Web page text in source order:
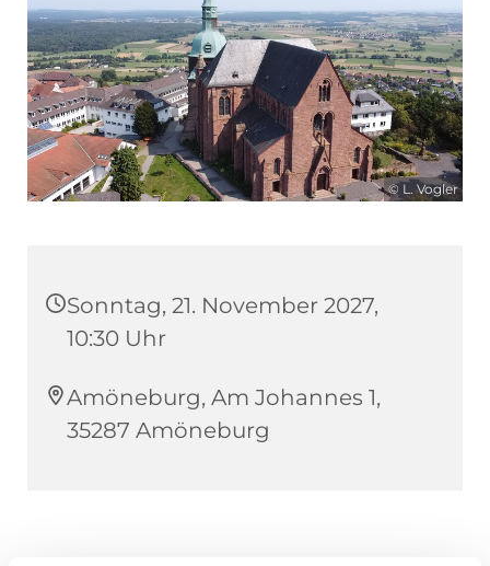
© L. Vogler
Sonntag, 21. November 2027,
10:30 Uhr
Amöneburg, Am Johannes 1,
35287 Amöneburg